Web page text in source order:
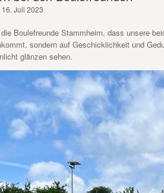
16. Juli 2023
Boulefreunde Stammheim, dass unsere
sondern auf Geschicklichkeit und
glänzen sehen.